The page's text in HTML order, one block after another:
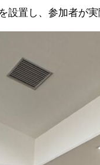
置し、参加者が